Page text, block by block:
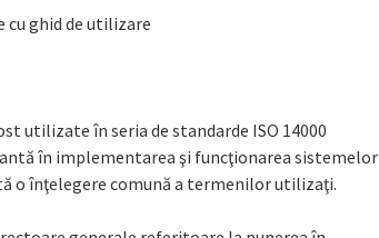
cu ghid de utilizare
utilizate în seria de standarde ISO 14000
în implementarea şi funcţionarea sistemelor
o înţelegere comună a termenilor utilizaţi.